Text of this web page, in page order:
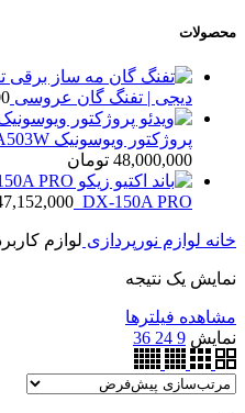
محصولات
دیجی | تفنگ گان عروسی
پروژکتور ویوسونیک VIEWSONIC PA503W
48,000,000 تومان
DX-150A PRO
خانه لوازم نورپردازی لوازم
نمایش یک نتیجه
مشاهده فیلترها
نمایش 9
24
36